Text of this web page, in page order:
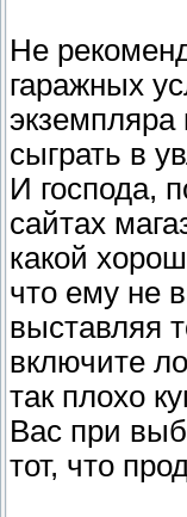
Не
гаражных
экземпляра
сыграть в
И господа,
сайтах
какой
что ему не
выставляя
включите
так плохо
Вас при
тот, что